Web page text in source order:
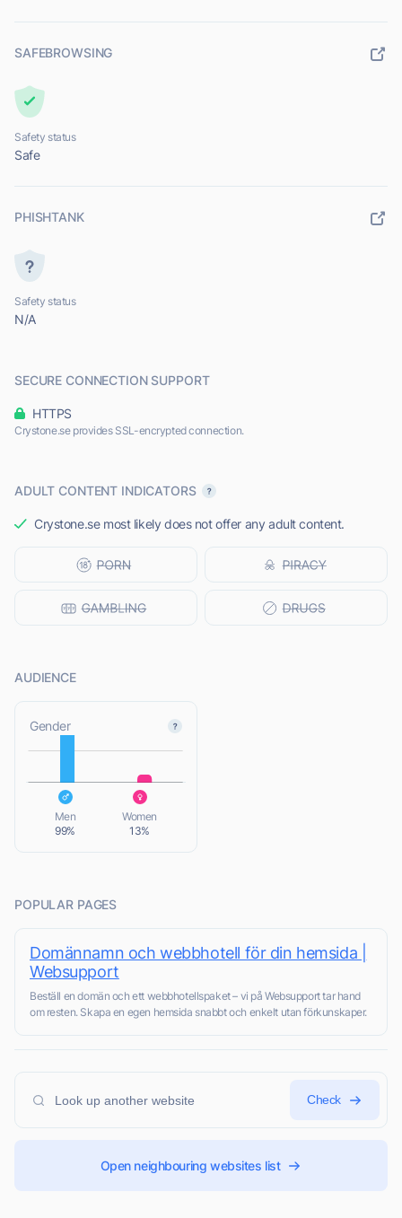
SAFEBROWSING
Safety status
Safe
PHISHTANK
Safety status
N/A
SECURE CONNECTION SUPPORT
HTTPS
Crystone.se provides SSL-encrypted connection.
ADULT CONTENT INDICATORS
Crystone.se most likely does not offer any adult content.
AUDIENCE
Gender
Men
99%
Women
13%
POPULAR PAGES
Domännamn och webbhotell för din hemsida |
Websupport
Beställ en domän och ett webbhotellspaket – vi på Websupport tar hand
om resten. Skapa en egen hemsida snabbt och enkelt utan förkunskaper.
Check
Open neighbouring websites list